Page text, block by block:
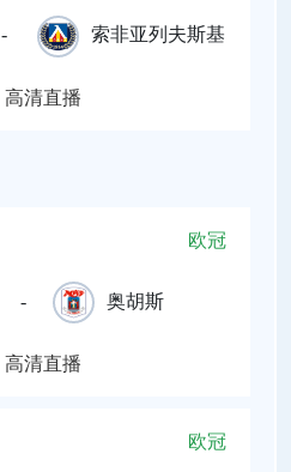
- 索非亚列夫斯基
高清直播
欧冠
- 奥胡斯
高清直播
欧冠